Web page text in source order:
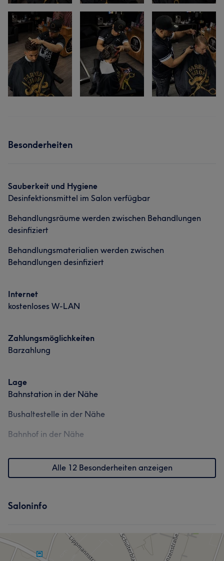
Besonderheiten
Sauberkeit und Hygiene
Desinfektionsmittel im Salon verfügbar
Behandlungsräume werden zwischen Behandlungen
desinfiziert
Behandlungsmaterialien werden zwischen
Behandlungen desinfiziert
Internet
kostenloses W-LAN
Zahlungsmöglichkeiten
Barzahlung
Lage
Bahnstation in der Nähe
Bushaltestelle in der Nähe
Bahnhof in der Nähe
Alle 12 Besonderheiten anzeigen
Saloninfo